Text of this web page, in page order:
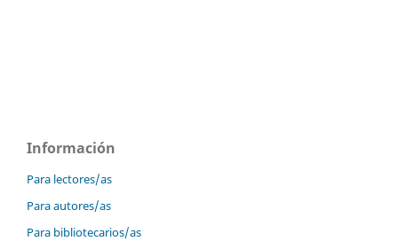
Información
Para lectores/as
Para autores/as
Para bibliotecarios/as